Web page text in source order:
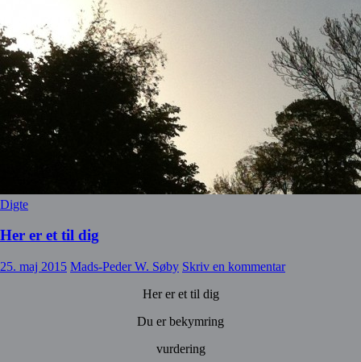
Digte
Her er et til dig
25. maj 2015 Mads-Peder W. Søby Skriv en kommentar
Her er et til dig
Du er bekymring
vurdering